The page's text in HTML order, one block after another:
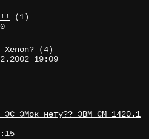
(1)
(4)
19:09
ЭМок нету?? ЭВМ СМ 1420.1